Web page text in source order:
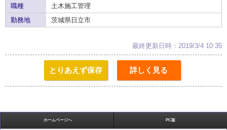
職種
土木施工管理
勤務地
茨城県日立市
最終更新日時：2019/3/4 10:35
とりあえず保存 詳しく見る
ホームページへ PC版